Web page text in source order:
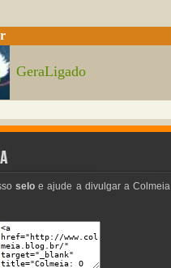
GeraLigado
selo e ajude a divulgar a Colmeia